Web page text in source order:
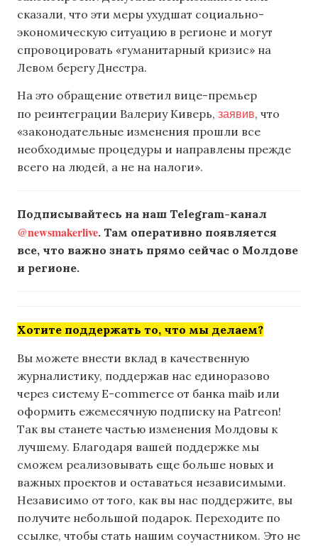
сказали, что эти меры ухудшат социально-
экономическую ситуацию в регионе и могут
спровоцировать «гуманитарный кризис» на
Левом берегу Днестра.
На это обращение ответил вице-премьер
по реинтеграции Валериу Киверь, заявив, что
«законодательные изменения прошли все
необходимые процедуры и направлены прежде
всего на людей, а не на налоги».
Подписывайтесь на наш Telegram-канал
@newsmakerlive. Там оперативно появляется
все, что важно знать прямо сейчас о Молдове
и регионе.
Хотите поддержать то, что мы делаем?
Вы можете внести вклад в качественную
журналистику, поддержав нас единоразово
через систему E-commerce от банка maib или
оформить ежемесячную подписку на Patreon!
Так вы станете частью изменения Молдовы к
лучшему. Благодаря вашей поддержке мы
сможем реализовывать еще больше новых и
важных проектов и оставаться независимыми.
Независимо от того, как вы нас поддержите, вы
получите небольшой подарок. Переходите по
ссылке, чтобы стать нашим соучастником. Это не